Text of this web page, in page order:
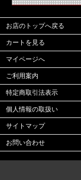
お店のトップへ戻る
カートを見る
マイページへ
ご利用案内
特定商取引法表示
個人情報の取扱い
サイトマップ
お問い合わせ